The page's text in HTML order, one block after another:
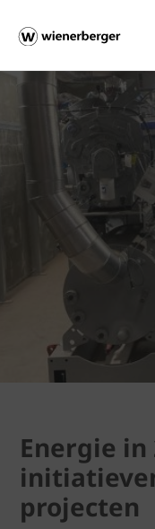
Energie in
projecten